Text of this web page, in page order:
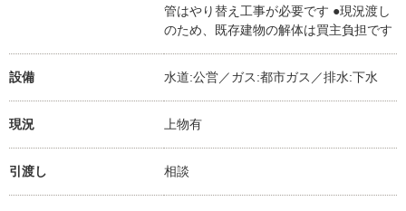
管はやり替え工事が必要です ●現況渡し
のため、既存建物の解体は買主負担です
設備 水道:公営／ガス:都市ガス／排水:下水
現況 上物有
引渡し 相談